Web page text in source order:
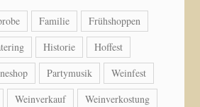
Familie
Frühshoppen
Historie
Hoffest
Partymusik
Weinfest
Weinverkauf
Weinverkostung